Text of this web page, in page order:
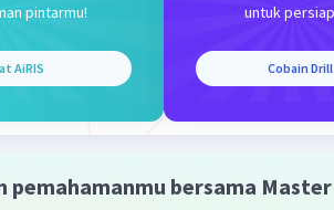
pintarmu!
AiRIS
untuk
Cobain
pemahamanmu bersama